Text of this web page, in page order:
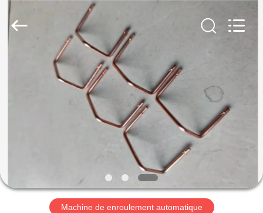
MAISON
PRODUITS
DE
NOUS
Yuantai
(Zhangjiagang)
Machine de enroulement automatique